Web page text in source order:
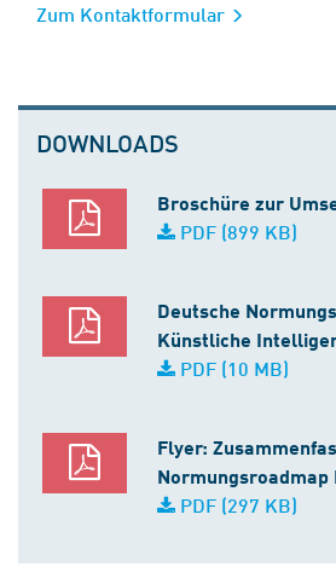
Zum Kontaktformular
DOWNLOADS
Broschüre zur
PDF (899 KB)
Deutsche
Künstliche
PDF (10 MB)
Flyer:
Normungsroadmap
PDF (297 KB)